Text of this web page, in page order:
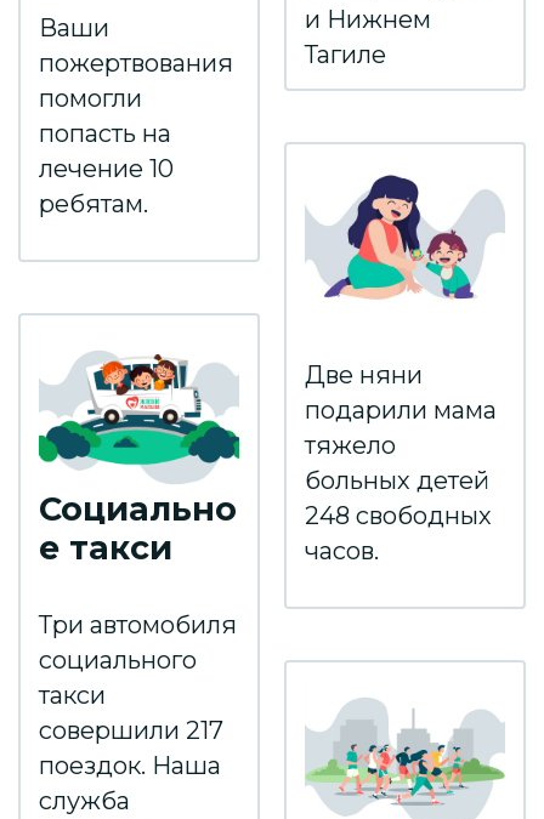
Ваши
пожертвования
помогли
попасть на
лечение 10
ребятам.
Социально
е такси
Три автомобиля
социального
такси
совершили 217
поездок. Наша
служба
и Нижнем
Тагиле
Две няни
подарили мама
тяжело
больных детей
248 свободных
часов.